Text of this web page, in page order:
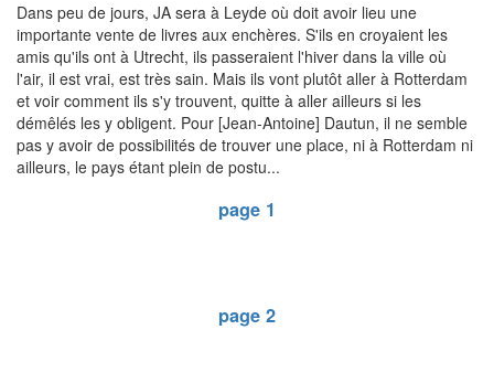
Dans peu de jours, JA sera à Leyde où doit avoir lieu une
importante vente de livres aux enchères. S'ils en croyaient les
amis qu'ils ont à Utrecht, ils passeraient l'hiver dans la ville où
l'air, il est vrai, est très sain. Mais ils vont plutôt aller à Rotterdam
et voir comment ils s'y trouvent, quitte à aller ailleurs si les
démêlés les y obligent. Pour [Jean-Antoine] Dautun, il ne semble
pas y avoir de possibilités de trouver une place, ni à Rotterdam ni
ailleurs, le pays étant plein de postu...
page 1
page 2